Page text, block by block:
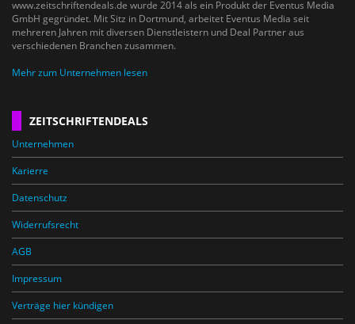
www.zeitschriftendeals.de wurde 2014 als ein Produkt der Eventus Media
GmbH gegründet. Mit Sitz in Dortmund, arbeitet Eventus Media seit
mehreren Jahren mit diversen Dienstleistern und Deal Partner aus
verschiedenen Branchen zusammen.
Mehr zum Unternehmen lesen
ZEITSCHRIFTENDEALS
Unternehmen
Karierre
Datenschutz
Widerrufsrecht
AGB
Impressum
Verträge hier kündigen